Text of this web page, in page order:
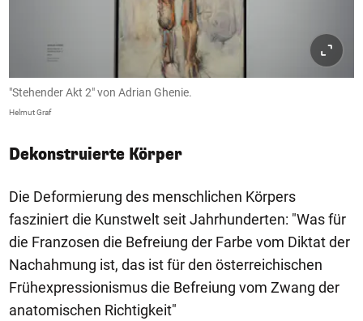
"Stehender Akt 2" von Adrian Ghenie.
Helmut Graf
Dekonstruierte Körper
Die Deformierung des menschlichen Körpers
fasziniert die Kunstwelt seit Jahrhunderten: "Was für
die Franzosen die Befreiung der Farbe vom Diktat der
Nachahmung ist, das ist für den österreichischen
Frühexpressionismus die Befreiung vom Zwang der
anatomischen Richtigkeit"